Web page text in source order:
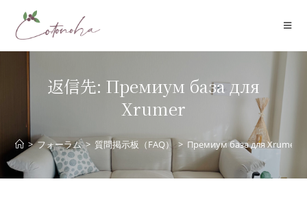
プ
返信先: Премиум база для
Xrumer
> フォーラム > 質問掲示板（FAQ） > Премиум база для Xrumer